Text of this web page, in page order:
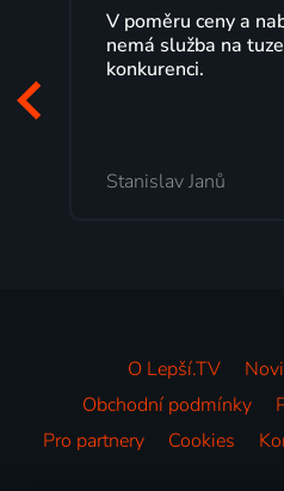
Lepší.TV sleduji už
maximální
programů a
Milada Tomešová
O Lepší.TV
Obchodní podmínky
Pro partnery
Cookies